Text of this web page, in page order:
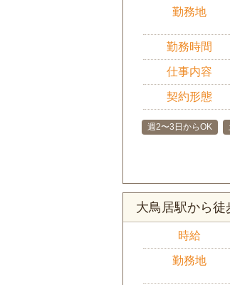
勤務地
勤務時間
仕事内容
契約形態
週2〜3日からOK
大鳥居駅から徒
時給
勤務地